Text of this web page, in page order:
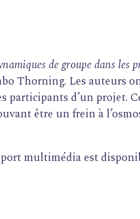
de groupe dans les
Thorning. Les auteurs
d’un projet.
être un frein à
multimédia est